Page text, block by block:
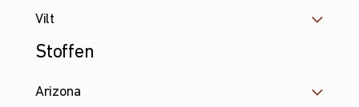
Vilt
Stoffen
Arizona